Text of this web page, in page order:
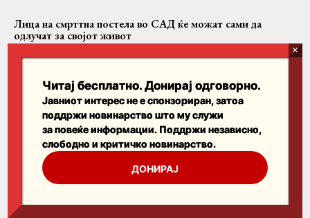
Лица на смрттна постела во САД ќе можат сами да
одлучат за својот живот
црковно злоставување
Пребарајте
Search
Читај бесплатно. Донирај одговорно.
Јавниот интерес не е спонзориран, затоа
поддржи новинарство што му служи
за повеќе информации. Поддржи независно,
слободно и критичко новинарство.
ДОНИРАЈ